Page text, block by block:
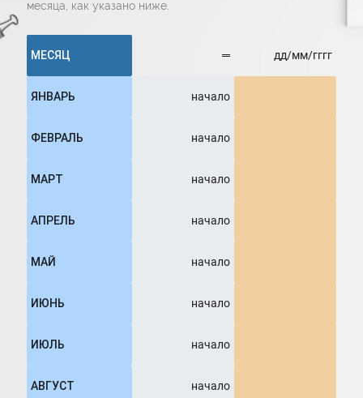
месяца, как указано ниже.
МЕСЯЦ ═ дд/мм/гггг
ЯНВАРЬ начало
ФЕВРАЛЬ начало
МАРТ начало
АПРЕЛЬ начало
МАЙ начало
ИЮНЬ начало
ИЮЛЬ начало
АВГУСТ начало